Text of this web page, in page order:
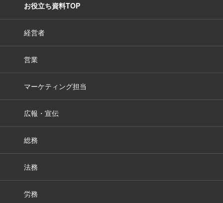
お役立ち資料TOP
経営者
営業
マーケティング担当
広報・宣伝
総務
法務
労務